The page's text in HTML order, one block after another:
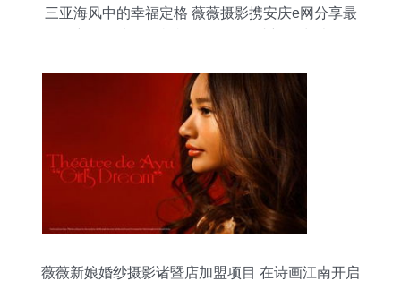
三亚海风中的幸福定格 薇薇摄影携安庆e网分享最
薇薇新娘婚纱摄影诸暨店加盟项目 在诗画江南开启